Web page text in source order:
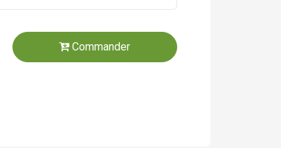
Commander